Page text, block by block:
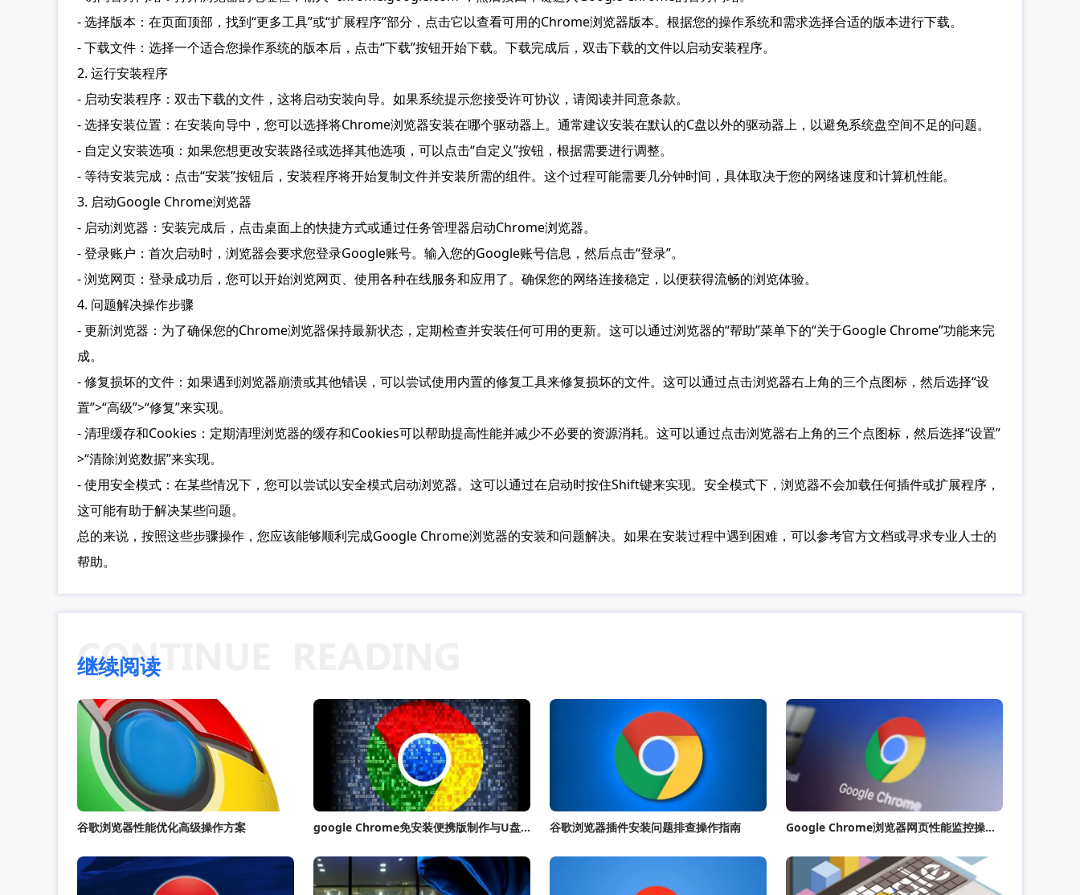
- 选择版本：在页面顶部，找到“更多工具”或“扩展程序”部分，点击它以查看可用的Chrome浏览器版本。根据您的操作系统和需求选择合适的版本进行下载。
- 下载文件：选择一个适合您操作系统的版本后，点击“下载”按钮开始下载。下载完成后，双击下载的文件以启动安装程序。
2. 运行安装程序
- 启动安装程序：双击下载的文件，这将启动安装向导。如果系统提示您接受许可协议，请阅读并同意条款。
- 选择安装位置：在安装向导中，您可以选择将Chrome浏览器安装在哪个驱动器上。通常建议安装在默认的C盘以外的驱动器上，以避免系统盘空间不足的问题。
- 自定义安装选项：如果您想更改安装路径或选择其他选项，可以点击“自定义”按钮，根据需要进行调整。
- 等待安装完成：点击“安装”按钮后，安装程序将开始复制文件并安装所需的组件。这个过程可能需要几分钟时间，具体取决于您的网络速度和计算机性能。
3. 启动Google Chrome浏览器
- 启动浏览器：安装完成后，点击桌面上的快捷方式或通过任务管理器启动Chrome浏览器。
- 登录账户：首次启动时，浏览器会要求您登录Google账号。输入您的Google账号信息，然后点击“登录”。
- 浏览网页：登录成功后，您可以开始浏览网页、使用各种在线服务和应用了。确保您的网络连接稳定，以便获得流畅的浏览体验。
4. 问题解决操作步骤
- 更新浏览器：为了确保您的Chrome浏览器保持最新状态，定期检查并安装任何可用的更新。这可以通过浏览器的“帮助”菜单下的“关于Google Chrome”功能来完
成。
- 修复损坏的文件：如果遇到浏览器崩溃或其他错误，可以尝试使用内置的修复工具来修复损坏的文件。这可以通过点击浏览器右上角的三个点图标，然后选择“设
置”>“高级”>“修复”来实现。
- 清理缓存和Cookies：定期清理浏览器的缓存和Cookies可以帮助提高性能并减少不必要的资源消耗。这可以通过点击浏览器右上角的三个点图标，然后选择“设置”
>“清除浏览数据”来实现。
- 使用安全模式：在某些情况下，您可以尝试以安全模式启动浏览器。这可以通过在启动时按住Shift键来实现。安全模式下，浏览器不会加载任何插件或扩展程序，
这可能有助于解决某些问题。
总的来说，按照这些步骤操作，您应该能够顺利完成Google Chrome浏览器的安装和问题解决。如果在安装过程中遇到困难，可以参考官方文档或寻求专业人士的
帮助。
继续阅读
谷歌浏览器性能优化高级操作方案 google Chrome免安装便携版制作与U盘随身携带 谷歌浏览器插件安装问题排查操作指南 Google Chrome浏览器网页性能监控操作方法